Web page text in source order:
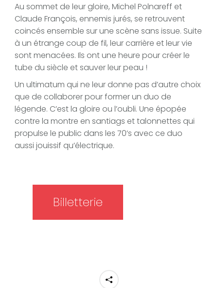
Au sommet de leur gloire, Michel Polnareff et
Claude François, ennemis jurés, se retrouvent
coincés ensemble sur une scène sans issue. Suite
à un étrange coup de fil, leur carrière et leur vie
sont menacées. Ils ont une heure pour créer le
tube du siècle et sauver leur peau !
Un ultimatum qui ne leur donne pas d’autre choix
que de collaborer pour former un duo de
légende. C’est la gloire ou l’oubli. Une épopée
contre la montre en santiags et talonnettes qui
propulse le public dans les 70’s avec ce duo
aussi jouissif qu’électrique.
Billetterie